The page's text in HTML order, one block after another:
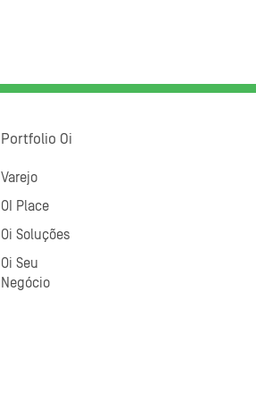
Portfolio Oi
Varejo
OI Place
Oi Soluções
Oi Seu
Negócio